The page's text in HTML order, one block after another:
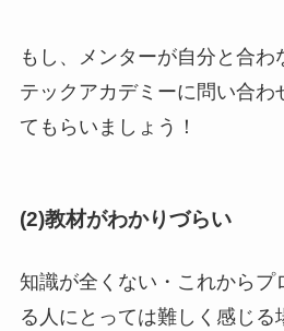
もし、メンターが自分と合わ
テックアカデミーに問い合わ
てもらいましょう！
(2)教材がわかりづらい
知識が全くない・これからプ
る人にとっては難しく感じる